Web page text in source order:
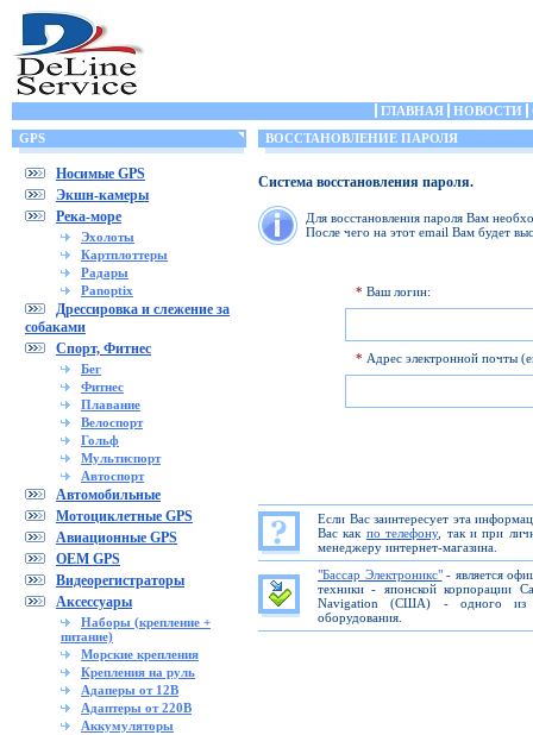
ГЛАВНАЯ НОВОСТИ
GPS
Носимые GPS
Экшн-камеры
Река-море
Эхолоты
Картплоттеры
Радары
Panoptix
Дрессировка и слежение за
собаками
Спорт, Фитнес
Бег
Фитнес
Плавание
Велоспорт
Гольф
Мультиспорт
Автоспорт
Автомобильные
Мотоциклетные GPS
Авиационные GPS
OEM GPS
Видеорегистраторы
Аксессуары
Наборы (крепление +
питание)
Морские крепления
Крепления на руль
Адаперы от 12В
Адаптеры от 220В
Аккумуляторы
ВОССТАНОВЛЕНИЕ ПАРОЛЯ
Система восстановления пароля.
Для восстановления пароля Вам
После чего на этот email Вам будет
* Ваш логин:
* Адрес электронной почты
Если Вас заинтересует эта
Вас как по телефону, так и при
менеджеру интернет-магазина.
"Бассар Электроникс"- является
техники - японской корпорации
Navigation (США) - одного из
оборудования.